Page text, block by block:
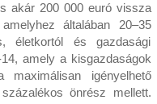
akár 200 000 euró vissza
általában 20–35
életkortól és gazdasági
amely a kisgazdaságok
igényelhető
önrész mellett.